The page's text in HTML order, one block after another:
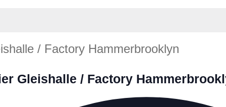
/ Factory Hammerbrooklyn
Gleishalle / Factory